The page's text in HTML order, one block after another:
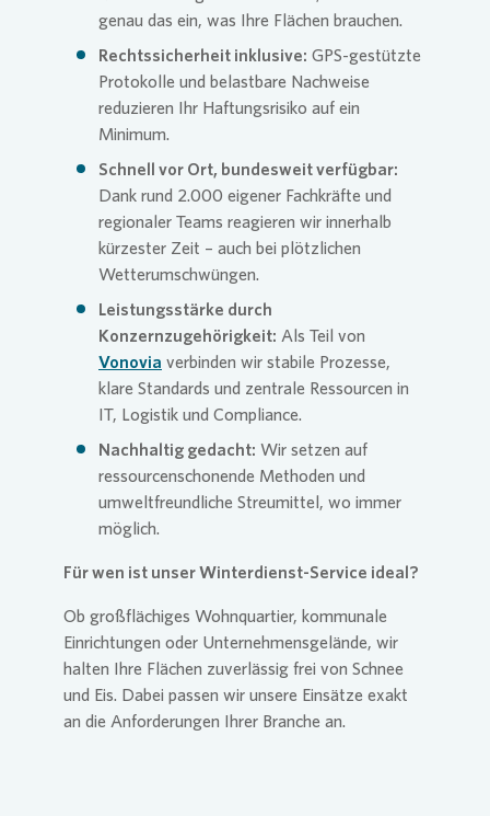
genau das ein, was Ihre Flächen brauchen.
Rechtssicherheit inklusive: GPS-gestützte
Protokolle und belastbare Nachweise
reduzieren Ihr Haftungsrisiko auf ein
Minimum.
Schnell vor Ort, bundesweit verfügbar:
Dank rund 2.000 eigener Fachkräfte und
regionaler Teams reagieren wir innerhalb
kürzester Zeit – auch bei plötzlichen
Wetterumschwüngen.
Leistungsstärke durch
Konzernzugehörigkeit: Als Teil von
Vonovia verbinden wir stabile Prozesse,
klare Standards und zentrale Ressourcen in
IT, Logistik und Compliance.
Nachhaltig gedacht: Wir setzen auf
ressourcenschonende Methoden und
umweltfreundliche Streumittel, wo immer
möglich.
Für wen ist unser Winterdienst-Service ideal?
Ob großflächiges Wohnquartier, kommunale
Einrichtungen oder Unternehmensgelände, wir
halten Ihre Flächen zuverlässig frei von Schnee
und Eis. Dabei passen wir unsere Einsätze exakt
an die Anforderungen Ihrer Branche an.